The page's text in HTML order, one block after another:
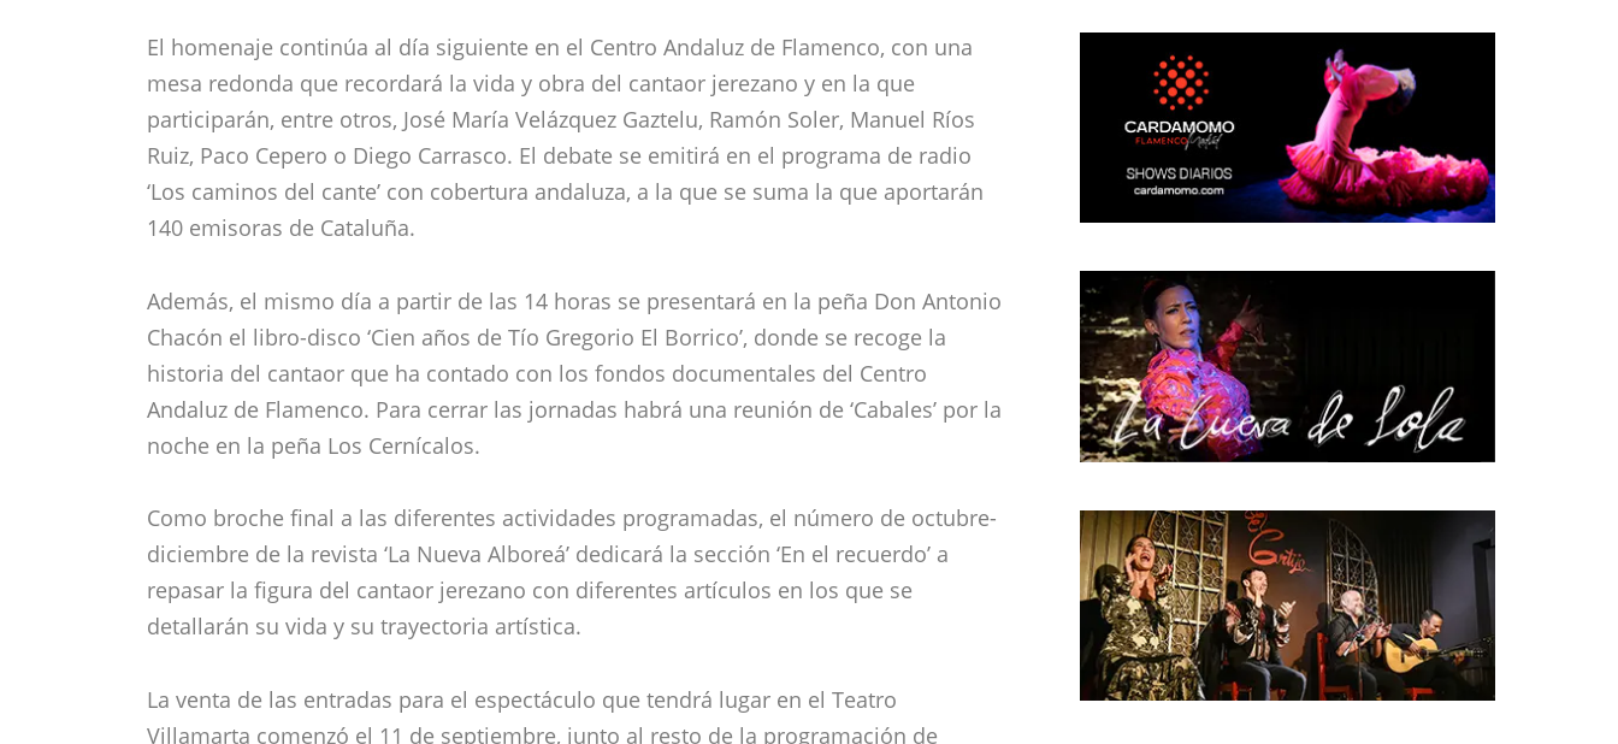
El homenaje continúa al día siguiente en el Centro Andaluz de Flamenco, con una
mesa redonda que recordará la vida y obra del cantaor jerezano y en la que
participarán, entre otros, José María Velázquez Gaztelu, Ramón Soler, Manuel Ríos
Ruiz, Paco Cepero o Diego Carrasco. El debate se emitirá en el programa de radio
‘Los caminos del cante’ con cobertura andaluza, a la que se suma la que aportarán
140 emisoras de Cataluña.
Además, el mismo día a partir de las 14 horas se presentará en la peña Don Antonio
Chacón el libro-disco ‘Cien años de Tío Gregorio El Borrico’, donde se recoge la
historia del cantaor que ha contado con los fondos documentales del Centro
Andaluz de Flamenco. Para cerrar las jornadas habrá una reunión de ‘Cabales’ por la
noche en la peña Los Cernícalos.
Como broche final a las diferentes actividades programadas, el número de octubre-
diciembre de la revista ‘La Nueva Alboreá’ dedicará la sección ‘En el recuerdo’ a
repasar la figura del cantaor jerezano con diferentes artículos en los que se
detallarán su vida y su trayectoria artística.
La venta de las entradas para el espectáculo que tendrá lugar en el Teatro
Villamarta comenzó el 11 de septiembre, junto al resto de la programación de